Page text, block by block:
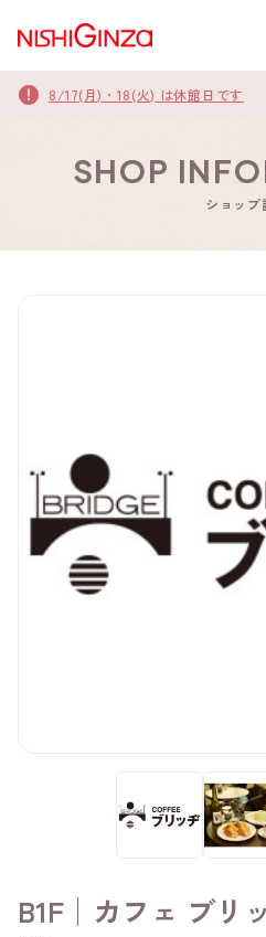
8/17(月)・18(火) は休館日です
SHOP
ショップ
B1F│カフェ ブリ